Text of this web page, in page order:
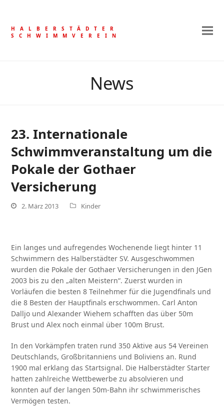
HALBERSTÄDTER
SCHWIMMVEREIN
News
23. Internationale
Schwimmveranstaltung um die
Pokale der Gothaer
Versicherung
2. März 2013 Kinder
Ein langes und aufregendes Wochenende liegt hinter 11
Schwimmern des Halberstädter SV. Ausgeschwommen
wurden die Pokale der Gothaer Versicherungen in den JGen
2003 bis zu den „alten Meistern“. Zuerst wurden in
Vorläufen die besten 8 Teilnehmer für die Jugendfinals und
die 8 Besten der Hauptfinals erschwommen. Carl Anton
Dalljo und Alexander Wiehem schafften das über 50m
Brust und Alex noch einmal über 100m Brust.
In den Vorkämpfen traten rund 350 Aktive aus 54 Vereinen
Deutschlands, Großbritanniens und Boliviens an. Rund
1900 mal erklang das Startsignal. Die Halberstädter Starter
hatten zahlreiche Wettbewerbe zu absolvieren und
konnten auf der langen 50m-Bahn ihr schwimmerisches
Vermögen testen.